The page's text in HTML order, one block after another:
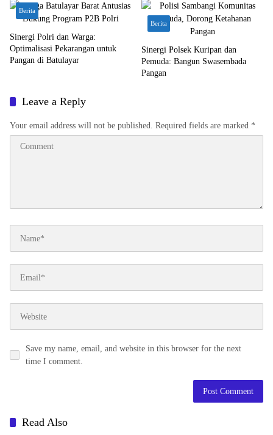
Berita
Sinergi Polri dan Warga:
Optimalisasi Pekarangan untuk
Pangan di Batulayar
Berita
Sinergi Polsek Kuripan dan
Pemuda: Bangun Swasembada
Pangan
Leave a Reply
Your email address will not be published. Required fields are marked *
Save my name, email, and website in this browser for the next
time I comment.
Read Also